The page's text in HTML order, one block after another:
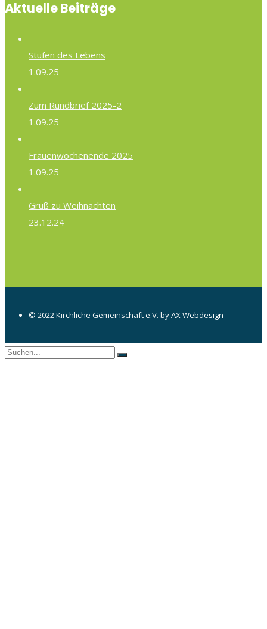
Aktuelle Beiträge
Stufen des Lebens
1.09.25
Zum Rundbrief 2025-2
1.09.25
Frauenwochenende 2025
1.09.25
Gruß zu Weihnachten
23.12.24
© 2022 Kirchliche Gemeinschaft e.V. byAX Webdesign